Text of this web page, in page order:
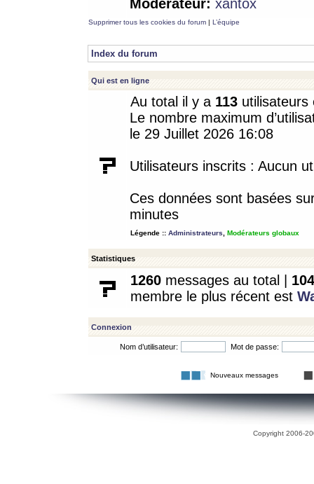
Modérateur: xantox
Supprimer tous les cookies du forum | L’équipe
Index du forum
Qui est en ligne
Au total il y a 113 utilisateurs
Le nombre maximum
le 29 Juillet 2026 16:08
Utilisateurs inscrits : Aucun
Ces données sont basées
minutes
Légende :: Administrateurs Modérateurs globaux
Statistiques
1260 messages au total | 104
membre le plus récent est
Connexion
Nom d’utilisateur: Mot de passe:
Nouveaux messages
Copyright 2006-